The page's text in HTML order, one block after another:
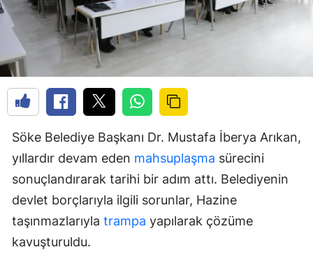
Söke Belediye Başkanı Dr. Mustafa İberya Arıkan,
yıllardır devam eden mahsuplaşma sürecini
sonuçlandırarak tarihi bir adım attı. Belediyenin
devlet borçlarıyla ilgili sorunlar, Hazine
taşınmazlarıyla trampa yapılarak çözüme
kavuşturuldu.